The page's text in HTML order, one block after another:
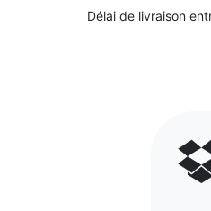
Délai de livraison